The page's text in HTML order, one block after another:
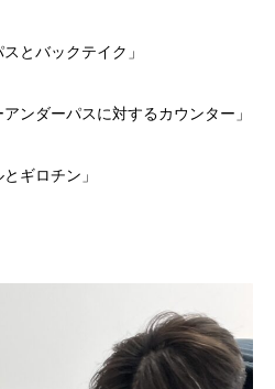
とバックテイク」
ンダーパスに対するカウンター」
ギロチン」